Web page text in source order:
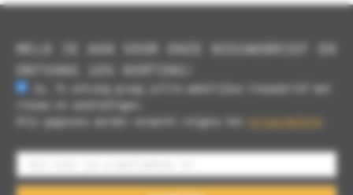
MELD JE AAN VOOR ONZE NIEUWSBRIEF EN
ONTVANG 10% KORTING!
Ja, ik ontvang graag jullie wekelijkse nieuwsbrief met
nieuws en aanbiedingen.
Mijn gegevens worden verwerkt volgens het
privacybeleid